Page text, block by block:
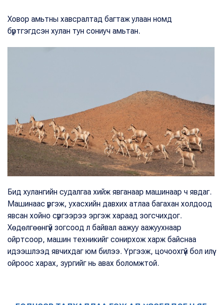
Ховор амьтны хавсралтад багтаж улаан номд
бүртгэгдсэн хулан тун сониуч амьтан.
Бид хулангийн судалгаа хийж явганаар машинаар ч явдаг.
Машинаас үргэж, ухасхийн давхих атлаа багахан холдоод
явсан хойно сүргээрээ эргэж хараад зогсчихдог.
Хөдөлгөөнгүй зогсоод л байвал аажуу аажуухнаар
ойртсоор, машин техникийг сонирхож харж байснаа
идээшлээд явчихдаг юм билээ. Үргээж, цочоохгүй бол илүү
ойроос харах, зургийг нь авах боломжтой.